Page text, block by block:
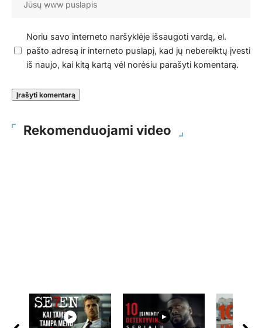
Noriu savo interneto naršyklėje išsaugoti vardą, el.
pašto adresą ir interneto puslapį, kad jų nebereiktų įvesti
iš naujo, kai kitą kartą vėl norėsiu parašyti komentarą.
Rekomenduojami video